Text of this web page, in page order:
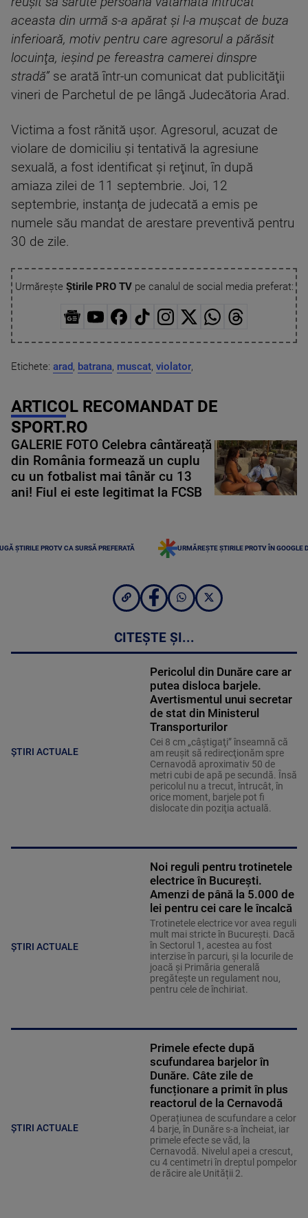
aceasta din urmă s-a apărat şi l-a muşcat de buza
inferioară, motiv pentru care agresorul a părăsit
locuinţa, ieşind pe fereastra camerei dinspre
stradă” se arată într-un comunicat dat publicităţii
vineri de Parchetul de pe lângă Judecătoria Arad.
Victima a fost rănită ușor. Agresorul, acuzat de
violare de domiciliu şi tentativă la agresiune
sexuală, a fost identificat şi reţinut, în după
amiaza zilei de 11 septembrie. Joi, 12
septembrie, instanţa de judecată a emis pe
numele său mandat de arestare preventivă pentru
30 de zile.
Urmărește Știrile PRO TVpe canalul de social media preferat:
Etichete: arad, batrana, muscat, violator,
ARTICOL RECOMANDAT DE
SPORT.RO
GALERIE FOTO Celebra cântăreață
din România formează un cuplu
cu un fotbalist mai tânăr cu 13
ani! Fiul ei este legitimat la FCSB
ȘTIRILE PROTV CA SURSĂ PREFERATĂ URMĂREȘTE ȘTIRILE PROTV ÎN GOOGLE
CITEȘTE ȘI...
ȘTIRI ACTUALE
Pericolul din Dunăre care ar
putea disloca barjele.
Avertismentul unui secretar
de stat din Ministerul
Transporturilor
Cei 8 cm „câştigaţi” înseamnă că
am reuşit să redirecţionăm spre
Cernavodă aproximativ 50 de
metri cubi de apă pe secundă. Însă
pericolul nu a trecut, întrucât, în
orice moment, barjele pot fi
dislocate din poziţia actuală.
ȘTIRI ACTUALE
Noi reguli pentru trotinetele
electrice în București.
Amenzi de până la 5.000 de
lei pentru cei care le încalcă
Trotinetele electrice vor avea reguli
mult mai stricte în București. Dacă
în Sectorul 1, acestea au fost
interzise în parcuri, și la locurile de
joacă și Primăria generală
pregătește un regulament nou,
pentru cele de închiriat.
ȘTIRI ACTUALE
Primele efecte după
scufundarea barjelor în
Dunăre. Câte zile de
funcționare a primit în plus
reactorul de la Cernavodă
Operațiunea de scufundare a celor
4 barje, în Dunăre s-a încheiat, iar
primele efecte se văd, la
Cernavodă. Nivelul apei a crescut,
cu 4 centimetri în dreptul pompelor
de răcire ale Unității 2.